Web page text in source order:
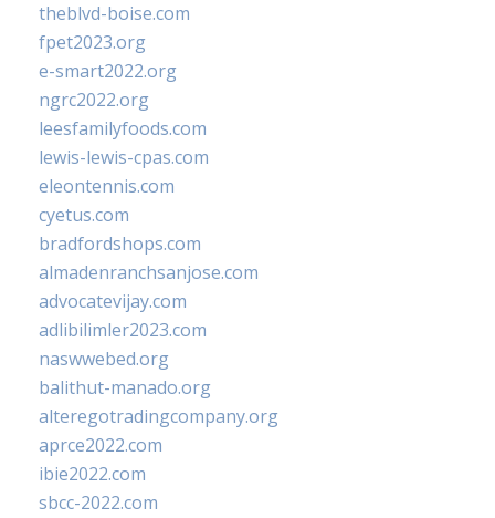
theblvd-boise.com
fpet2023.org
e-smart2022.org
ngrc2022.org
leesfamilyfoods.com
lewis-lewis-cpas.com
eleontennis.com
cyetus.com
bradfordshops.com
almadenranchsanjose.com
advocatevijay.com
adlibilimler2023.com
naswwebed.org
balithut-manado.org
alteregotradingcompany.org
aprce2022.com
ibie2022.com
sbcc-2022.com